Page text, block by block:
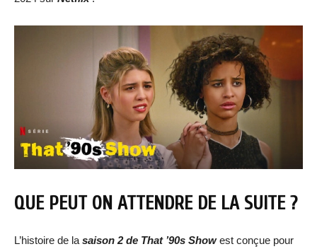
QUE PEUT ON ATTENDRE DE LA SUITE ?
L’histoire de la saison 2 de That ’90s Showest conçue pour